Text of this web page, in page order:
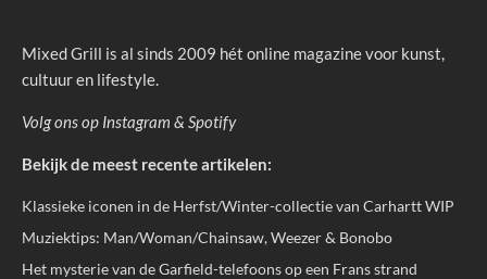
Mixed Grill is al sinds 2009 hét online magazine voor kunst,
cultuur en lifestyle.
Volg ons op Instagram & Spotify
Bekijk de meest recente artikelen:
Klassieke iconen in de Herfst/Winter-collectie van Carhartt WIP
Muziektips: Man/Woman/Chainsaw, Weezer & Bonobo
Het mysterie van de Garfield-telefoons op een Frans strand